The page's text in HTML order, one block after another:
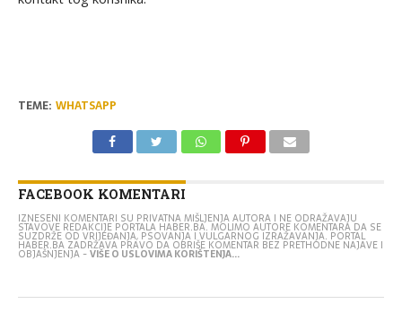
TEME: WHATSAPP
FACEBOOK KOMENTARI
IZNESENI KOMENTARI SU PRIVATNA MIŠLJENJA AUTORA I NE ODRAŽAVAJU
STAVOVE REDAKCIJE PORTALA HABER.BA. MOLIMO AUTORE KOMENTARA DA SE
SUZDRŽE OD VRIJEĐANJA, PSOVANJA I VULGARNOG IZRAŽAVANJA. PORTAL
HABER.BA ZADRŽAVA PRAVO DA OBRIŠE KOMENTAR BEZ PRETHODNE NAJAVE I
OBJAŠNJENJA -VIŠE O USLOVIMA KORIŠTENJA...